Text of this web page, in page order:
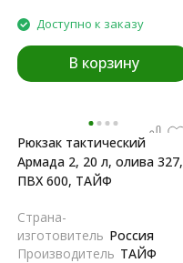
Доступно к заказу
В корзину
Рюкзак тактический
Армада 2, 20 л, олива 327,
ПВХ 600, ТАЙФ
Страна-
изготовитель Россия
Производитель ТАЙФ